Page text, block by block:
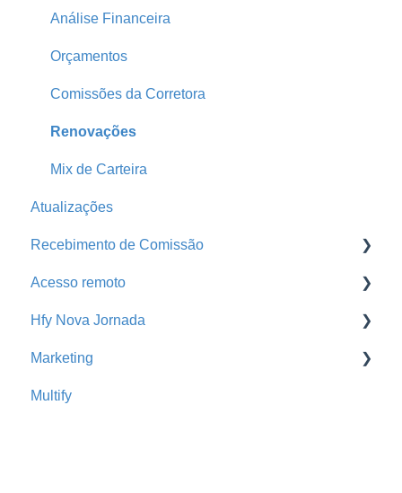
Home
Print
Sinistros
Parcelas Atrasadas
Análise Financeira
Orçamentos
Comissões da Corretora
Renovações
Mix de Carteira
Atualizações
Recebimento de Comissão
Baixa de Comissão
Portal da Seguradora
Busca de Extratos
Acesso remoto
Acesso remoto
Hfy Nova Jornada
Cross Sell Rede de Parceiros
Hfy Nova Jornada
Marketing
Promoção
Multify